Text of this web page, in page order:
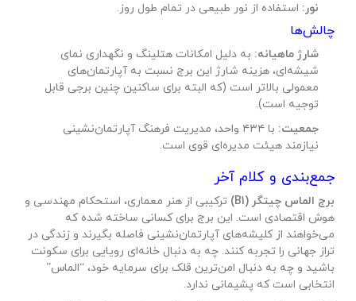
نور:استفاده از نور طبیعی در تمام طول روز.
چالش‌ها
شارژ ماهیانه:به دلیل امکانات هتلینگ و نگهداری نمای
شیشه‌ای، هزینه شارژ این برج نسبت به آپارتمان‌های
معمولی بالاتر است (که البته برای ساکنین چنین برجی قابل
توجیه است).
جمعیت:
با ۴۳۴ واحد، مدیریت فرهنگ آپارتمان‌نشینی
نیازمند هیئت مدیره‌ای قوی است.
جمع‌بندی و کلام آخر
برج الماس چیتگر (B1)
ترکیبی از هنر معماری، استحکام مهندسی و
هوش اقتصادی است. این برج برای کسانی ساخته شده که
می‌خواهند از کلیشه‌های آپارتمان‌نشینی فاصله بگیرند و زندگی در
تراز جهانی را تجربه کنند. چه به دنبال خانه‌ای رویایی برای سکونت
باشید و چه به دنبال امن‌ترین قلک برای سرمایه خود، “الماس”
انتخابی است که پشیمانی ندارد.